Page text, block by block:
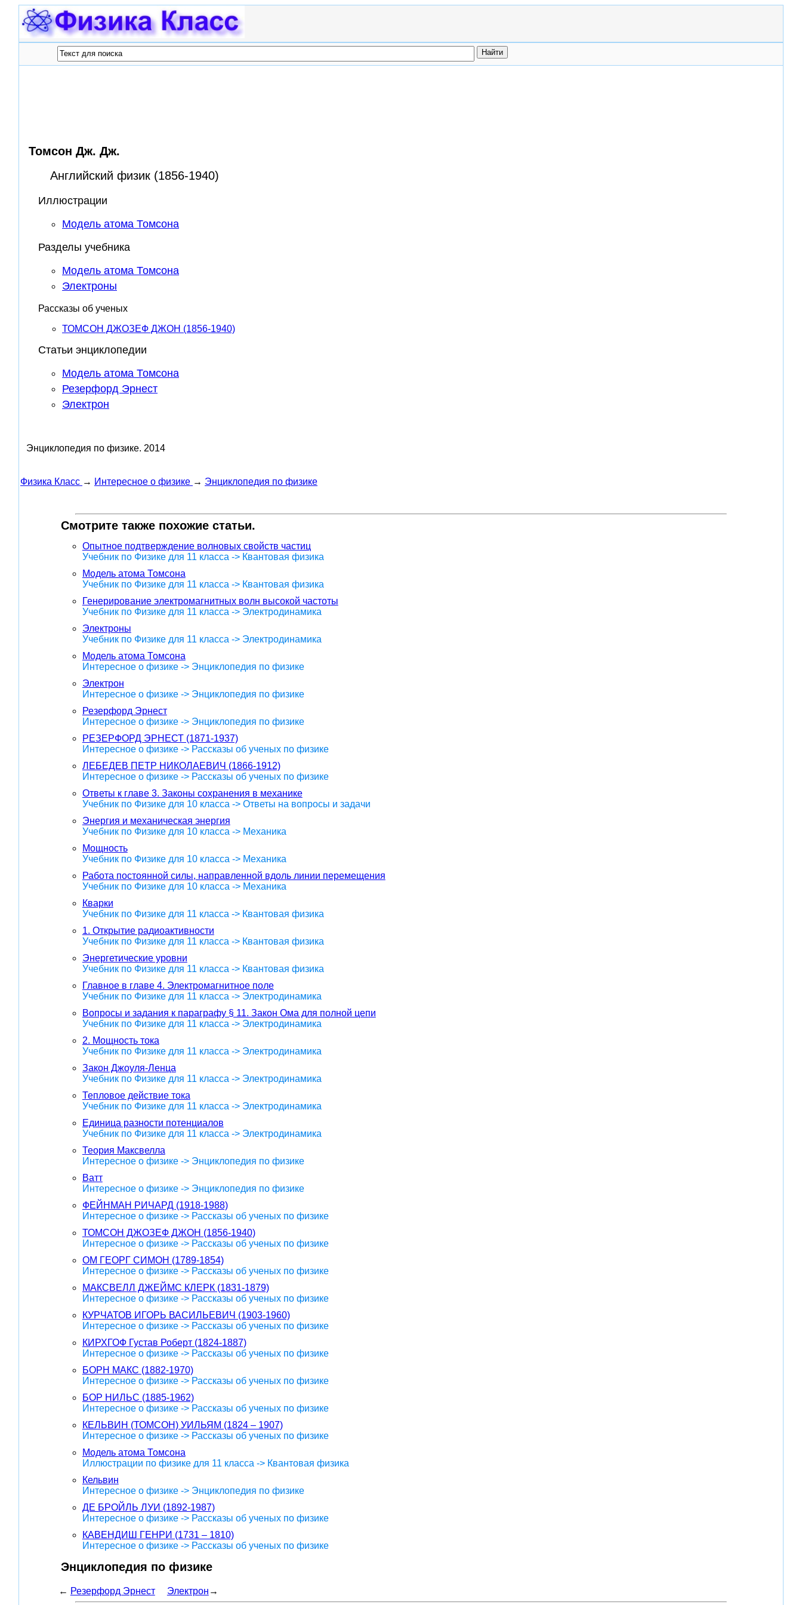
Томсон Дж. Дж.
Английский физик (1856-1940)
Иллюстрации
Модель атома Томсона
Разделы учебника
Модель атома Томсона
Электроны
Рассказы об ученых
ТОМСОН ДЖОЗЕФ ДЖОН (1856-1940)
Статьи энциклопедии
Модель атома Томсона
Резерфорд Эрнест
Электрон
Энциклопедия по физике. 2014
Физика Класс → Интересное о физике → Энциклопедия по физике
Смотрите также похожие статьи.
Опытное подтверждение волновых свойств частиц
Учебник по Физике для 11 класса -> Квантовая физика
Модель атома Томсона
Учебник по Физике для 11 класса -> Квантовая физика
Генерирование электромагнитных волн высокой частоты
Учебник по Физике для 11 класса -> Электродинамика
Электроны
Учебник по Физике для 11 класса -> Электродинамика
Модель атома Томсона
Интересное о физике -> Энциклопедия по физике
Электрон
Интересное о физике -> Энциклопедия по физике
Резерфорд Эрнест
Интересное о физике -> Энциклопедия по физике
РЕЗЕРФОРД ЭРНЕСТ (1871-1937)
Интересное о физике -> Рассказы об ученых по физике
ЛЕБЕДЕВ ПЕТР НИКОЛАЕВИЧ (1866-1912)
Интересное о физике -> Рассказы об ученых по физике
Ответы к главе 3. Законы сохранения в механике
Учебник по Физике для 10 класса -> Ответы на вопросы и задачи
Энергия и механическая энергия
Учебник по Физике для 10 класса -> Механика
Мощность
Учебник по Физике для 10 класса -> Механика
Работа постоянной силы, направленной вдоль линии перемещения
Учебник по Физике для 10 класса -> Механика
Кварки
Учебник по Физике для 11 класса -> Квантовая физика
1. Открытие радиоактивности
Учебник по Физике для 11 класса -> Квантовая физика
Энергетические уровни
Учебник по Физике для 11 класса -> Квантовая физика
Главное в главе 4. Электромагнитное поле
Учебник по Физике для 11 класса -> Электродинамика
Вопросы и задания к параграфу § 11. Закон Ома для полной цепи
Учебник по Физике для 11 класса -> Электродинамика
2. Мощность тока
Учебник по Физике для 11 класса -> Электродинамика
Закон Джоуля-Ленца
Учебник по Физике для 11 класса -> Электродинамика
Тепловое действие тока
Учебник по Физике для 11 класса -> Электродинамика
Единица разности потенциалов
Учебник по Физике для 11 класса -> Электродинамика
Теория Максвелла
Интересное о физике -> Энциклопедия по физике
Ватт
Интересное о физике -> Энциклопедия по физике
ФЕЙНМАН РИЧАРД (1918-1988)
Интересное о физике -> Рассказы об ученых по физике
ТОМСОН ДЖОЗЕФ ДЖОН (1856-1940)
Интересное о физике -> Рассказы об ученых по физике
ОМ ГЕОРГ СИМОН (1789-1854)
Интересное о физике -> Рассказы об ученых по физике
МАКСВЕЛЛ ДЖЕЙМС КЛЕРК (1831-1879)
Интересное о физике -> Рассказы об ученых по физике
КУРЧАТОВ ИГОРЬ ВАСИЛЬЕВИЧ (1903-1960)
Интересное о физике -> Рассказы об ученых по физике
КИРХГОФ Густав Роберт (1824-1887)
Интересное о физике -> Рассказы об ученых по физике
БОРН МАКС (1882-1970)
Интересное о физике -> Рассказы об ученых по физике
БОР НИЛЬС (1885-1962)
Интересное о физике -> Рассказы об ученых по физике
КЕЛЬВИН (ТОМСОН) УИЛЬЯМ (1824 – 1907)
Интересное о физике -> Рассказы об ученых по физике
Модель атома Томсона
Иллюстрации по физике для 11 класса -> Квантовая физика
Кельвин
Интересное о физике -> Энциклопедия по физике
ДЕ БРОЙЛЬ ЛУИ (1892-1987)
Интересное о физике -> Рассказы об ученых по физике
КАВЕНДИШ ГЕНРИ (1731 – 1810)
Интересное о физике -> Рассказы об ученых по физике
Энциклопедия по физике
← Резерфорд Эрнест Электрон →